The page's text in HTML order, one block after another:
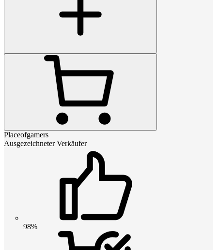
Placeofgamers
Ausgezeichneter Verkäufer
98%